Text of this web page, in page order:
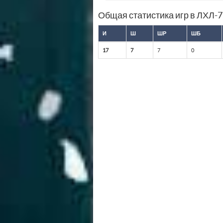
Общая статистика игр в ЛХЛ-
И Ш ШР ШБ
17 7 7 0